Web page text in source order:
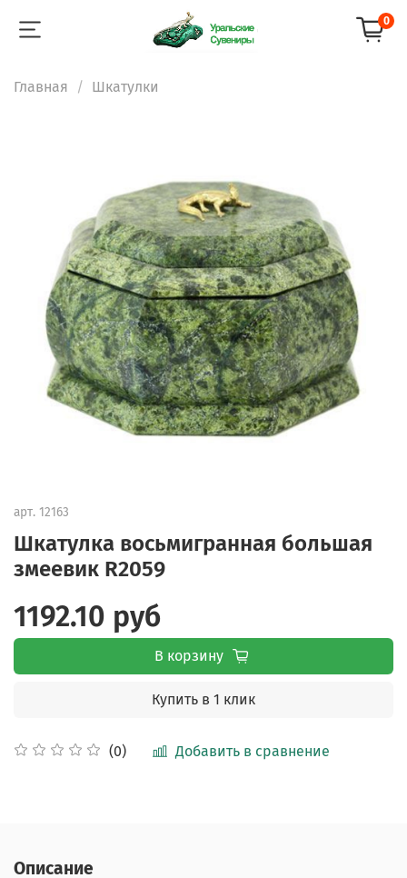
0
Главная Шкатулки
арт. 12163
Шкатулка восьмигранная большая
змеевик R2059
(0) Добавить в сравнение
1192.10 руб
В корзину
Купить в 1 клик
Описание